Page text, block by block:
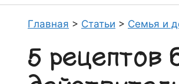
Главная > Статьи > Семья и
5 рецептов